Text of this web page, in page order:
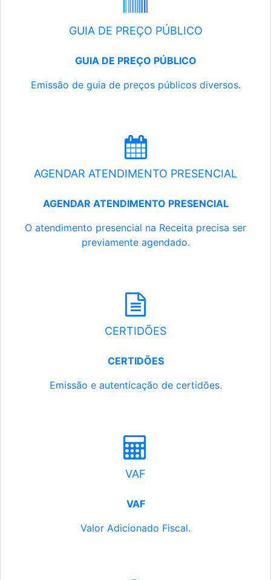
GUIA DE PREÇO PÚBLICO
GUIA DE PREÇO PÚBLICO
Emissão de guia de preços públicos diversos.
AGENDAR ATENDIMENTO PRESENCIAL
AGENDAR ATENDIMENTO PRESENCIAL
O atendimento presencial na Receita precisa ser
previamente agendado.
CERTIDÕES
CERTIDÕES
Emissão e autenticação de certidões.
VAF
VAF
Valor Adicionado Fiscal.